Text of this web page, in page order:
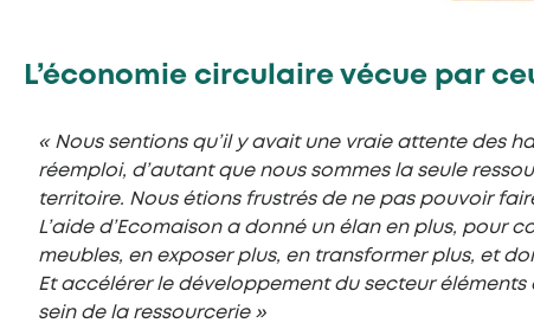
L’économie circulaire vécue par
« Nous sentions qu’il y avait une vraie attente des
réemploi, d’autant que nous sommes la seule
territoire. Nous étions frustrés de ne pas pouvoir
L’aide d’Ecomaison a donné un élan en plus, pour
meubles, en exposer plus, en transformer plus, et
Et accélérer le développement du secteur éléments
sein de la ressourcerie »